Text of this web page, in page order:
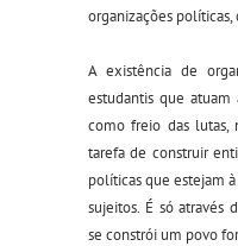
organizações políticas,
A existência de
estudantis que atuam
como freio das lutas,
tarefa de construir
políticas que estejam
sujeitos. É só através
se constrói um povo